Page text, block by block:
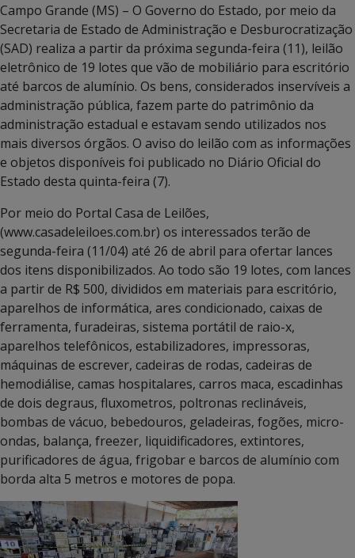
Campo Grande (MS) – O Governo do Estado, por meio da
Secretaria de Estado de Administração e Desburocratização
(SAD) realiza a partir da próxima segunda-feira (11), leilão
eletrônico de 19 lotes que vão de mobiliário para escritório
até barcos de alumínio. Os bens, considerados inservíveis a
administração pública, fazem parte do patrimônio da
administração estadual e estavam sendo utilizados nos
mais diversos órgãos. O aviso do leilão com as informações
e objetos disponíveis foi publicado no Diário Oficial do
Estado desta quinta-feira (7).
Por meio do Portal Casa de Leilões,
(www.casadeleiloes.com.br) os interessados terão de
segunda-feira (11/04) até 26 de abril para ofertar lances
dos itens disponibilizados. Ao todo são 19 lotes, com lances
a partir de R$ 500, divididos em materiais para escritório,
aparelhos de informática, ares condicionado, caixas de
ferramenta, furadeiras, sistema portátil de raio-x,
aparelhos telefônicos, estabilizadores, impressoras,
máquinas de escrever, cadeiras de rodas, cadeiras de
hemodiálise, camas hospitalares, carros maca, escadinhas
de dois degraus, fluxometros, poltronas reclináveis,
bombas de vácuo, bebedouros, geladeiras, fogões, micro-
ondas, balança, freezer, liquidificadores, extintores,
purificadores de água, frigobar e barcos de alumínio com
borda alta 5 metros e motores de popa.